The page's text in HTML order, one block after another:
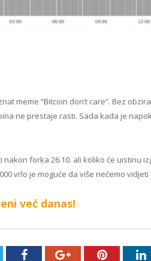
meme “Bitcoin don’t care”. Bez
ne prestaje rasti. Sada kada je
forka 26.10. ali koliko će uistinu
vrlo je moguće da više nećemo vidjeti
već danas!
FacebookGoogle+Pinterest